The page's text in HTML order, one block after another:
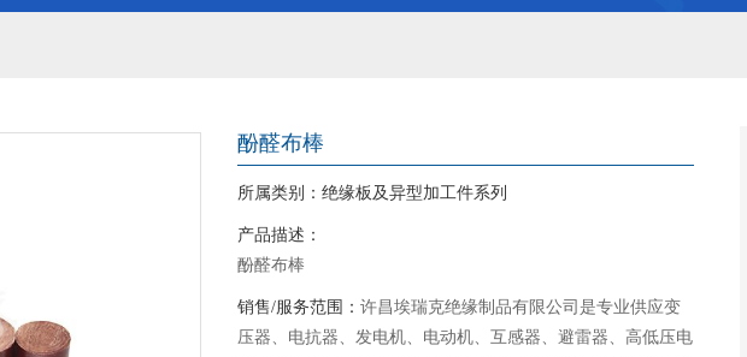
酚醛布棒
所属类别： 绝缘板及异型加工件系列
产品描述：
酚醛布棒
销售/服务范围： 许昌埃瑞克绝缘制品有限公司是专业供应变
压器、电抗器、发电机、电动机、互感器、避雷器、高低压电